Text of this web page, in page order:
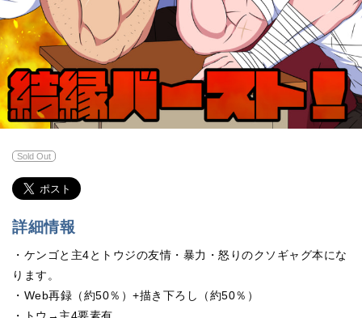
Sold Out
詳細情報
・ケンゴと主4とトウジの友情・暴力・怒りのクソギャグ本にな
ります。
・Web再録（約50％）+描き下ろし（約50％）